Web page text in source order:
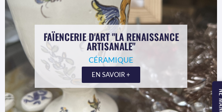
FAÏENCERIE D'ART "LA RENAISSANCE
ARTISANALE"
CÉRAMIQUE
EN SAVOIR +